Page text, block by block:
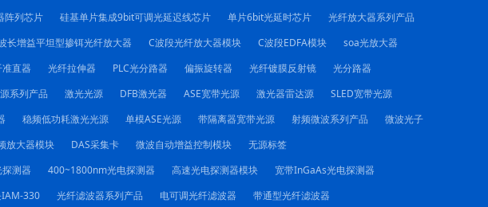
阵列芯片 硅基单片集成9bit可调光延迟线芯片 单片6bit光延时芯片
光纤放大器系列产品
长增益平坦型掺铒光纤放大器 C波段光纤放大器模块 C波段EDFA模块
soa光放大器
直器 光纤拉伸器 PLC光分路器 偏振旋转器 光纤镀膜反射镜
光分路器
系列产品 激光光源 DFB激光器 ASE宽带光源 激光器雷达源
SLED宽带光源
稳频低功耗激光光源 单模ASE光源 带隔离器宽带光源 射频微波系列产品
微波光子
放大器模块 DAS采集卡 微波自动增益控制模块
无源标签
测器 400~1800nm光电探测器 高速光电探测器模块
宽带InGaAs光电探测器
IAM-330 光纤滤波器系列产品 电可调光纤滤波器
带通型光纤滤波器